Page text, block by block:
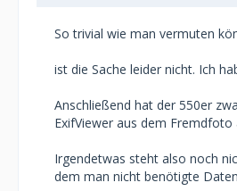
So trivial wie man vermuten
ist die Sache leider nicht. Ich
Anschließend hat der 550er
ExifViewer aus dem
Irgendetwas steht also noch
dem man nicht benötigte